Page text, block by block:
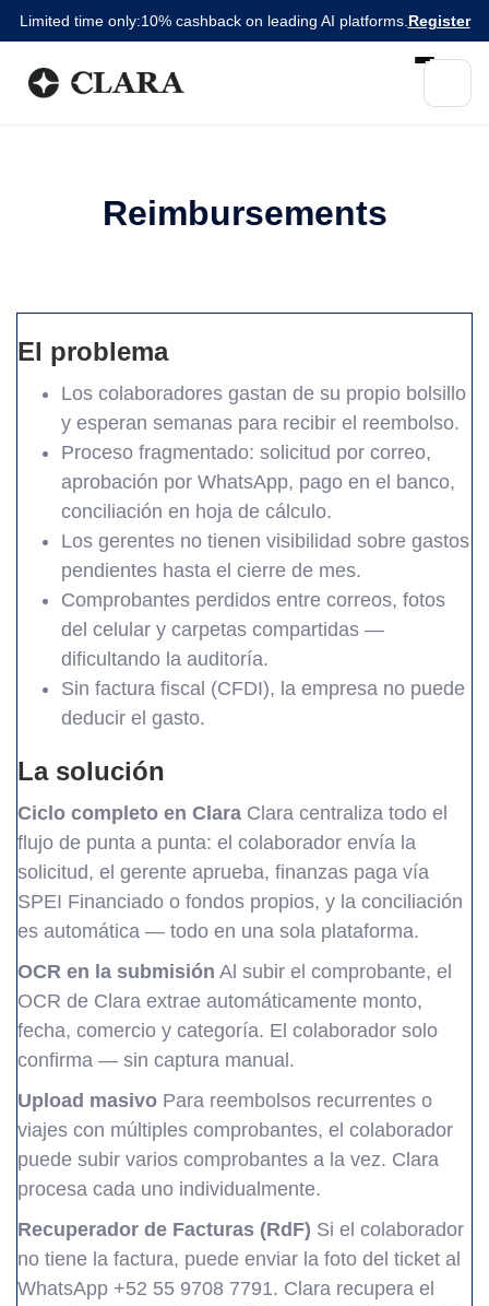
Limited time only:10% cashback on leading AI platforms. Register
Reimbursements
El problema
Los colaboradores gastan de su propio bolsillo
y esperan semanas para recibir el reembolso.
Proceso fragmentado: solicitud por correo,
aprobación por WhatsApp, pago en el banco,
conciliación en hoja de cálculo.
Los gerentes no tienen visibilidad sobre gastos
pendientes hasta el cierre de mes.
Comprobantes perdidos entre correos, fotos
del celular y carpetas compartidas —
dificultando la auditoría.
Sin factura fiscal (CFDI), la empresa no puede
deducir el gasto.
La solución
Ciclo completo en Clara Clara centraliza todo el
flujo de punta a punta: el colaborador envía la
solicitud, el gerente aprueba, finanzas paga vía
SPEI Financiado o fondos propios, y la conciliación
es automática — todo en una sola plataforma.
OCR en la submisión Al subir el comprobante, el
OCR de Clara extrae automáticamente monto,
fecha, comercio y categoría. El colaborador solo
confirma — sin captura manual.
Upload masivo Para reembolsos recurrentes o
viajes con múltiples comprobantes, el colaborador
puede subir varios comprobantes a la vez. Clara
procesa cada uno individualmente.
Recuperador de Facturas (RdF) Si el colaborador
no tiene la factura, puede enviar la foto del ticket al
WhatsApp +52 55 9708 7791. Clara recupera el